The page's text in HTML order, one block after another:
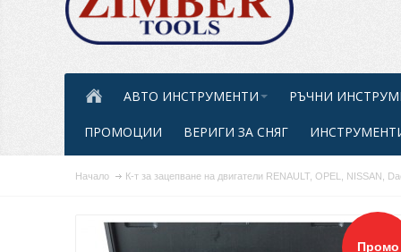
АВТО ИНСТРУМЕНТИ РЪЧНИ
ПРОМОЦИИ ВЕРИГИ ЗА СНЯГ
Начало К-т за зацепване на двигатели RENAULT, OPEL, NISSAN,
Промо